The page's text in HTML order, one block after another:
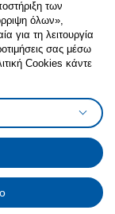
των
όλων»,
για τη λειτουργία
σας μέσω
Cookies κάντε